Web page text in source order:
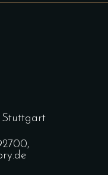
Stuttgart
,